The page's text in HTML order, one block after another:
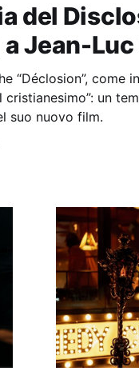
del
Jean-
“Déclosion”, come
cristianesimo”: un
suo nuovo film.